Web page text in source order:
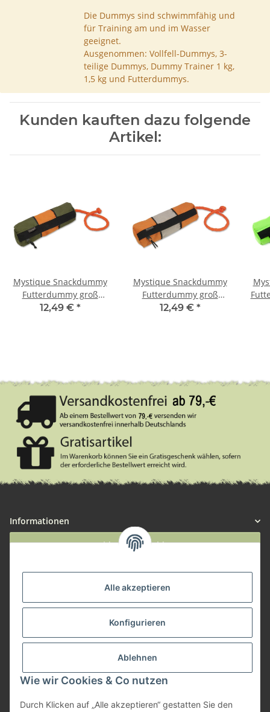
Alle akzeptieren
Konfigurieren
Ablehnen
Wie wir Cookies & Co nutzen
Durch Klicken auf „Alle akzeptieren“ gestatten Sie den
Die Dummys sind schwimmfähig und
für Training am und im Wasser
geeignet.
Ausgenommen: Vollfell-Dummys, 3-
teilige Dummys, Dummy Trainer 1 kg,
1,5 kg und Futterdummys.
Kunden kauften dazu folgende
Artikel:
Mystique Snackdummy
Futterdummy groß
khaki/orange
12,49 € *
Mystique Snackdummy
Futterdummy groß
orange/beige
12,49 € *
Informationen
Widerruf anmelden
Herstellerinformationen